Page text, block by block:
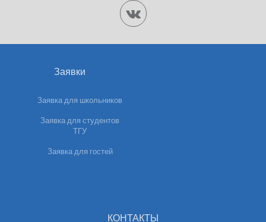
Заявки
Заявка для школьников
Заявка для студентов
ТГУ
Заявка для гостей
КОНТАКТЫ